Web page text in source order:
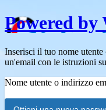
Powered by
Inserisci il tuo nome
un'email con le istruzioni
Nome utente o indirizzo